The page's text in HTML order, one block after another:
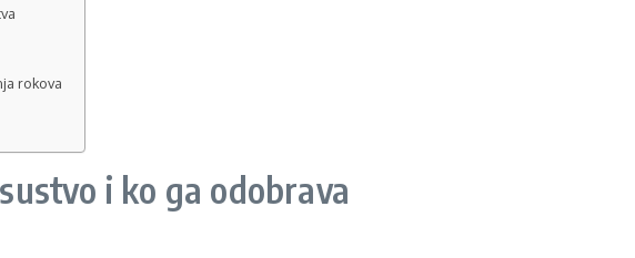
rokova
i ko ga odobrava